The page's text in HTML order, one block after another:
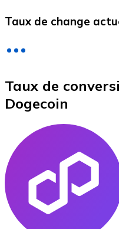
XRP
XRP
Taux de change
Taux de
Dogecoin